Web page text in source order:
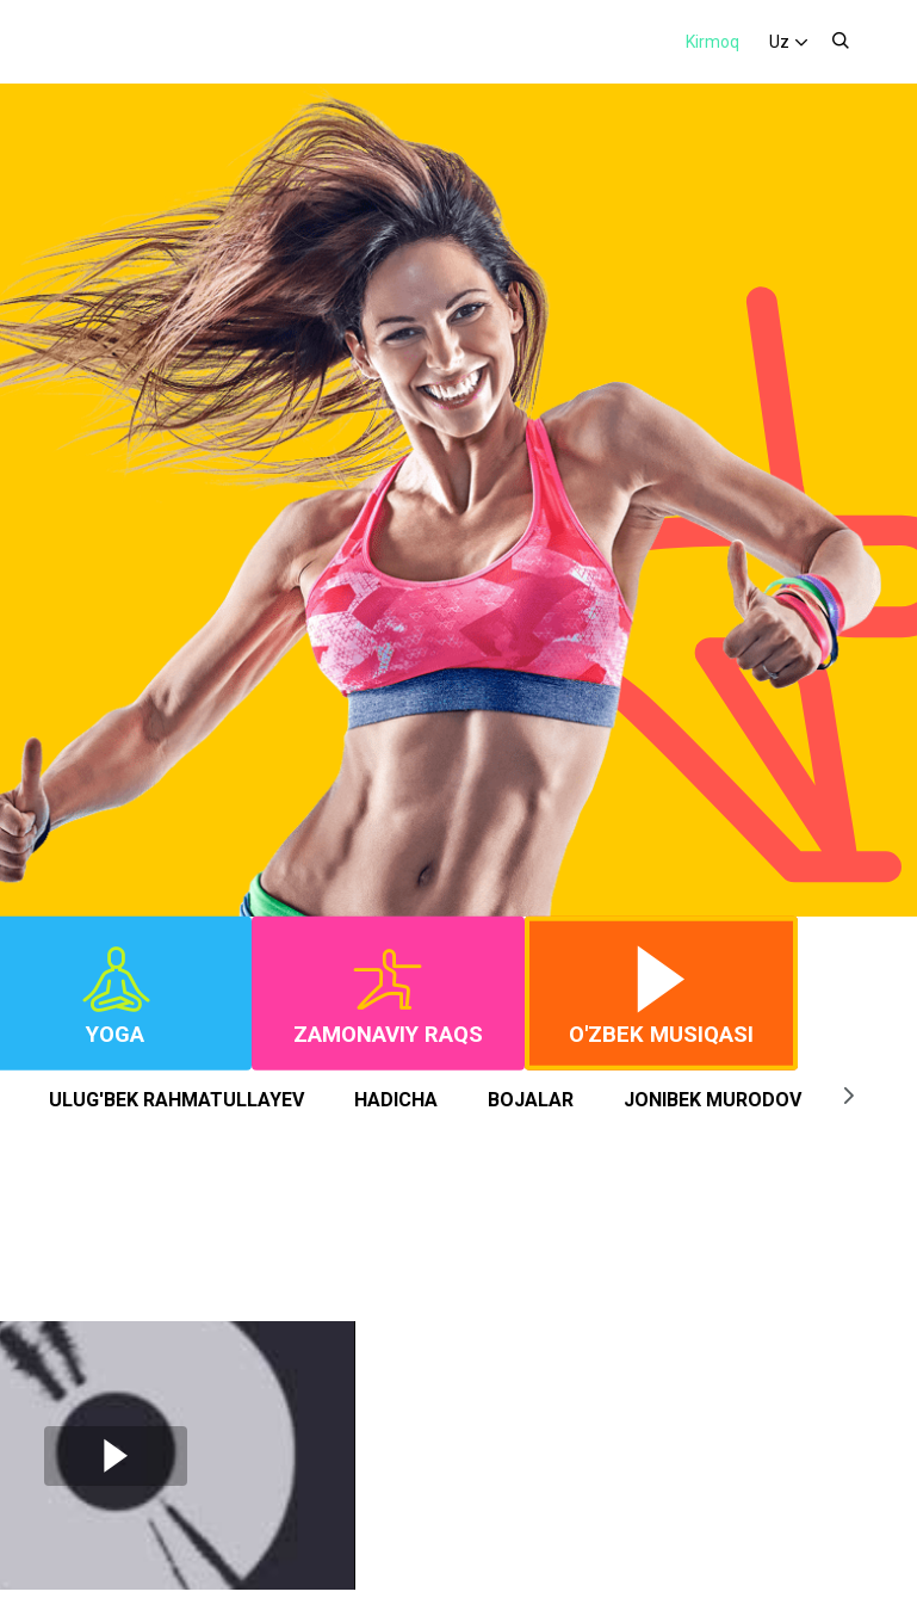
Kirmoq Uz
YOGA ZAMONAVIY RAQS O'ZBEK MUSIQASI
ULUG'BEK RAHMATULLAYEV HADICHA BOJALAR JONIBEK MURODOV